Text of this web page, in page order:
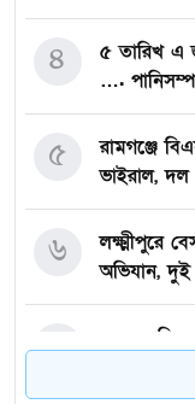
৫ তারিখ
….
৪
রামগঞ্জে
ভাইরাল, দল
৫
লক্ষ্মীপুরে
অভিযান, দুই
৬
একদল
চোর-
৭